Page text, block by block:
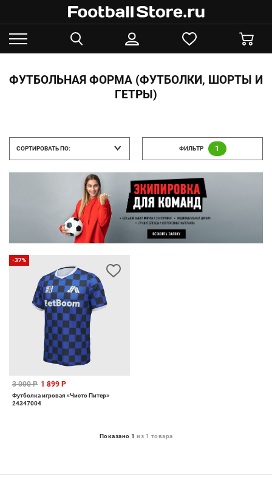
ФУТБОЛЬНАЯ ФОРМА (ФУТБОЛКИ, ШОРТЫ И
ГЕТРЫ)
СОРТИРОВАТЬ ПО: ФИЛЬТР 1
-37%
3 000 Р 1 899 Р
Футболка игровая «Чисто Питер»
24347004
Показано 1 из 1 товара